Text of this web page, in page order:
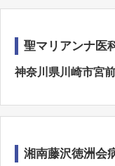
聖マリアンナ医
神奈川県川崎市宮
湘南藤沢徳洲会